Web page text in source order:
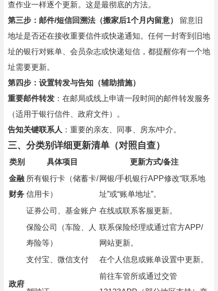
查作业一样逐个更新。这是最彻底的方法。
第三步：邮件/短信回溯法（搬家后1个月内留意）
留意旧
地址是否还在接收重要信件或快递通知。任何一封寄到旧地
址的银行对账单、会员杂志或快递短信，都提醒你有一个地
址需要更新。
第四步：设置转发与告知（辅助措施）
重要邮件转发 ：在邮局或线上申请一段时间的邮件转发服务
（适用于银行信件、政府文件）。
告知关键联系人 ：重要的亲友、同事、房东/中介。
三、分类别详细更新清单（对照自查）
类别 具体项目
更新方式/备注
金融
财务
所有银行卡（储蓄卡/
信用卡）
网银/手机银行APP修改“联系地
址”或“账单地址”。
证券公司、基金账户 在线或联系客服更新。
保险公司（车险、人
寿险等）
联系保险经理或通过官方APP/
网站更新。
支付宝、微信支付
在个人信息或账单设置中更新。
政府
前往车管所或通过交管